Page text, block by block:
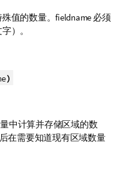
值的数量。fieldname 必须
）。
)
中计算并存储区域的数
在需要知道现有区域数量